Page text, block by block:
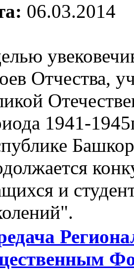
06.03.2014
Отчества,
1941-
и